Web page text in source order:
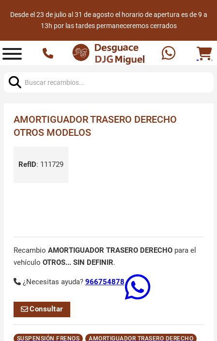
Desde el 23 de julio al 31 de agosto el horario de apertura es de 9 a
13h por las tardes permaneceremos cerrados
AMORTIGUADOR TRASERO DERECHO
OTROS MODELOS
RefID: 111729
Recambio AMORTIGUADOR TRASERO DERECHOpara el
vehículo OTROS... SIN DEFINIR.
¿Necesitas ayuda? 966754878
Consultar
SUSPENSIÓN FRENOS
AMORTIGUADOR TRASERO DERECHO